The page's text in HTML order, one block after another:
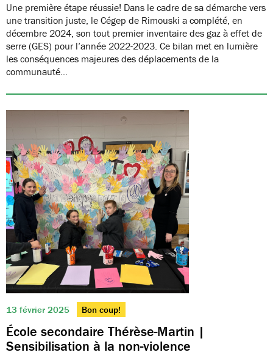
Une première étape réussie! Dans le cadre de sa démarche vers
une transition juste, le Cégep de Rimouski a complété, en
décembre 2024, son tout premier inventaire des gaz à effet de
serre (GES) pour l’année 2022-2023. Ce bilan met en lumière
les conséquences majeures des déplacements de la
communauté…
13 février 2025 Bon coup!
École secondaire Thérèse-Martin |
Sensibilisation à la non-violence